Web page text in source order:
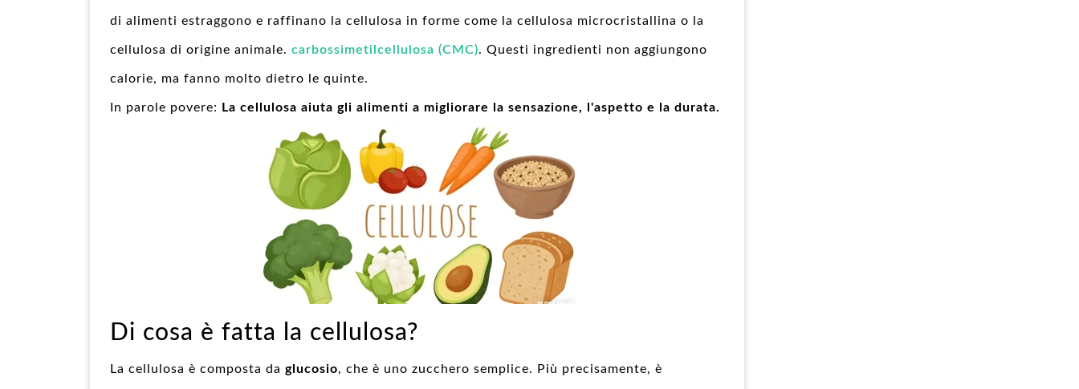
di alimenti estraggono e raffinano la cellulosa in forme come la cellulosa microcristallina o la
cellulosa di origine animale. carbossimetilcellulosa (CMC). Questi ingredienti non aggiungono
calorie, ma fanno molto dietro le quinte.
In parole povere: La cellulosa aiuta gli alimenti a migliorare la sensazione, l'aspetto e la durata.
Di cosa è fatta la cellulosa?
La cellulosa è composta da glucosio, che è uno zucchero semplice. Più precisamente, è